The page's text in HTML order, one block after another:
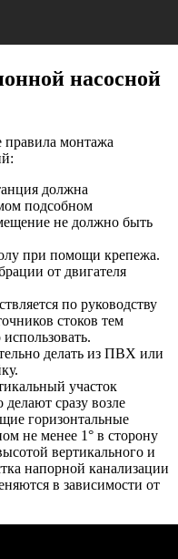
насосной
правила монтажа
должна
подсобном
не должно быть
при помощи крепежа.
от двигателя
по руководству
стоков тем
делать из ПВХ или
участок
сразу возле
горизонтальные
не менее 1° в сторону
вертикального и
напорной канализации
в зависимости от